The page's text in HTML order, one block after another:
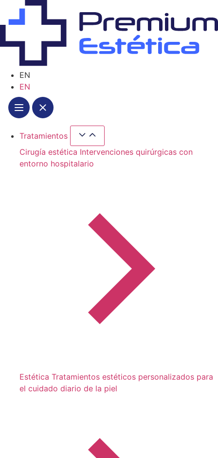
EN
EN
Tratamientos Cerrar Tratamientos
Cirugía estética Intervenciones quirúrgicas con
entorno hospitalario
Estética Tratamientos estéticos personalizados para
el cuidado diario de la piel